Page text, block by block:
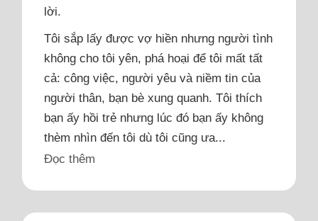
lời.
Tôi sắp lấy được vợ hiền nhưng người tình
không cho tôi yên, phá hoại để tôi mất tất
cả: công việc, người yêu và niềm tin của
người thân, bạn bè xung quanh. Tôi thích
bạn ấy hồi trẻ nhưng lúc đó bạn ấy không
thèm nhìn đến tôi dù tôi cũng ưa...
Đọc thêm